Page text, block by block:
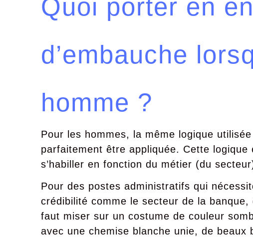
Quoi porter en
d’embauche
homme ?
Pour les hommes, la même logique
parfaitement être appliquée. Cette
s’habiller en fonction du métier (du
Pour des postes administratifs qui
crédibilité comme le secteur de la
faut miser sur un costume de couleur
avec une chemise blanche unie, de